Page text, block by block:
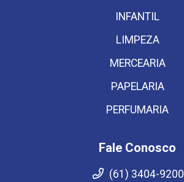
INFANTIL
LIMPEZA
MERCEARIA
PAPELARIA
PERFUMARIA
Fale Conosco
(61) 3404-9200